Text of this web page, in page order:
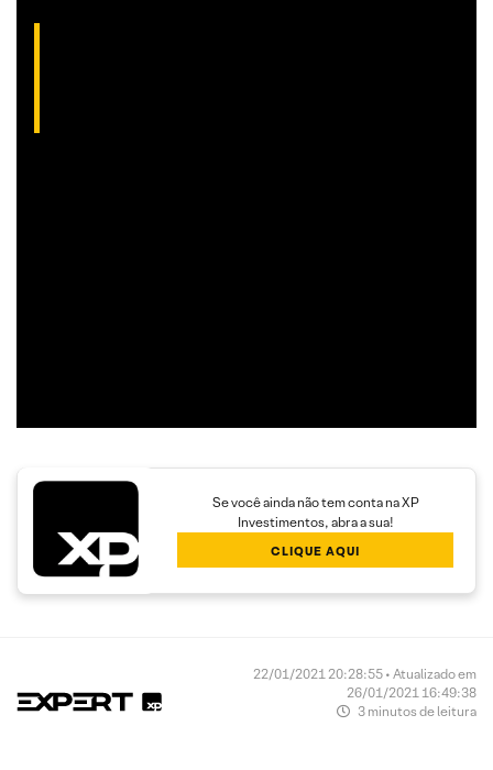
Se você ainda não tem conta na XP
Investimentos, abra a sua!
CLIQUE AQUI
22/01/2021 20:28:55 • Atualizado em
26/01/2021 16:49:38
3 minutos de leitura